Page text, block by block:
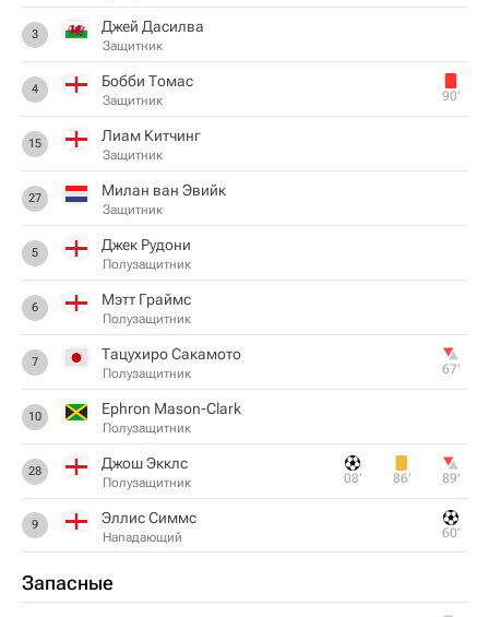
3 Джей Дасилва
Защитник
4 Бобби Томас
Защитник 90‎’‎
15 Лиам Китчинг
Защитник
27 Милан ван Эвийк
Защитник
5 Джек Рудони
Полузащитник
6 Мэтт Граймс
Полузащитник
7 Тацухиро Сакамото
Полузащитник 67‎’‎
10 Ephron Mason-Clark
Полузащитник
28 Джош Экклс
Полузащитник 08‎’‎ 86‎’‎ 89‎’‎
9 Эллис Симмс
Нападающий 60‎’‎
Запасные